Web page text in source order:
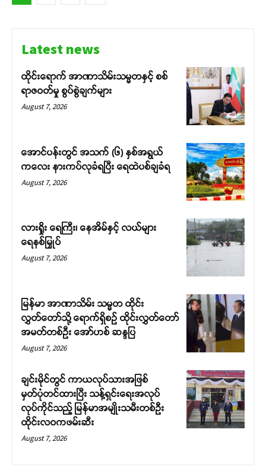
Latest news
ထိုင်းရောက် အာဏာသိမ်းသမ္မတနှင့် စစ်
ရာဇဝတ်မှု စွပ်စွဲချက်များ
August 7, 2026
အောင်ပန်းတွင် အသက် (၆) နှစ်အရွယ်
ကလေး နားကပ်လုခံရပြီး ရေထဲပစ်ချခံရ
August 7, 2026
လားရှိုး ရေကြီး၊ နေအိမ်နှင့် လယ်များ
ရေနစ်မြှုပ်
August 7, 2026
မြန်မာ အာဏာသိမ်း သမ္မတ ထိုင်း
လွှတ်တော်သို့ ရောက်ရှိစဉ် ထိုင်းလွှတ်တော်
အမတ်တစ်ဦး အော်ဟစ် ဆန္ဒပြ
August 7, 2026
ချင်းမိုင်တွင် ကာယလုပ်သားအဖြစ်
မှတ်ပုံတင်ထားပြီး သန့်ရှင်းရေးအလုပ်
လုပ်ကိုင်သည့် မြန်မာအမျိုးသမီးတစ်ဦး
ထိုင်းလဝကဖမ်းဆီး
August 7, 2026